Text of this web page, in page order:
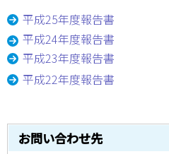
大学紹介
入試情報
進路・就職
平成25年度報告書
平成24年度報告書
平成23年度報告書
平成22年度報告書
お問い合わせ先